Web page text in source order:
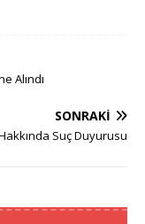
Alındı
SONRAKI
Suç Duyurusu